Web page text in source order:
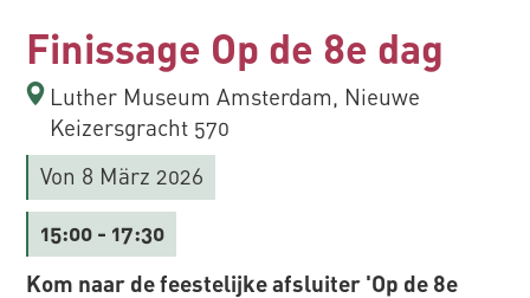
Finissage Op de 8e dag
Luther Museum Amsterdam, Nieuwe
Keizersgracht 570
Von 8 März 2026
15:00 - 17:30
Kom naar de feestelijke afsluiter 'Op de 8e